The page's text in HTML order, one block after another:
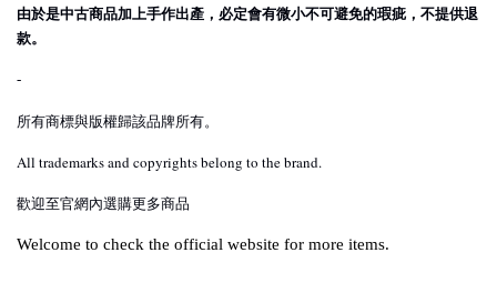
由於是中古商品加上手作出產，必定會有微小不可避免的瑕疵，不提供退
款。
-
所有商標與版權歸該品牌所有。
All trademarks and copyrights belong to the brand.
歡迎至官網內選購更多商品
Welcome to check the official website for more items.